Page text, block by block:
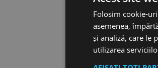
Folosim cookie-
asemenea,
și analiză, care le
utilizarea